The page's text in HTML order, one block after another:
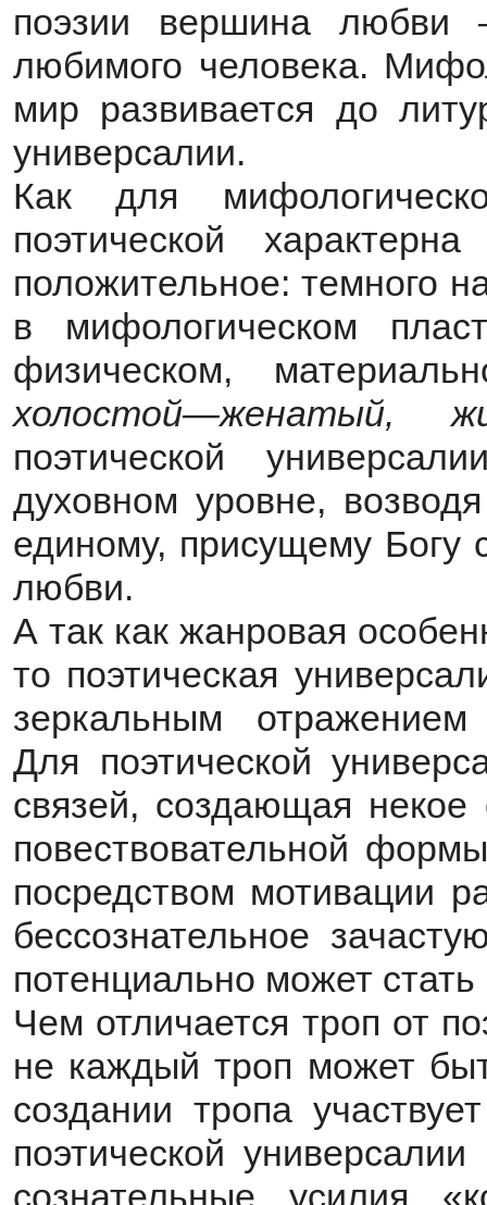
поэзии вершина любви
любимого человека.
мир развивается до
универсалии.
Как для
поэтической
положительное: темного
в мифологическом
физическом,
холостой—женатый,
поэтической
духовном уровне,
единому, присущему Богу
любви.
А так как жанровая
то поэтическая
зеркальным
Для поэтической
связей, создающая
повествовательной
посредством мотивации
бессознательное
потенциально может
Чем отличается троп от
не каждый троп может
создании тропа
поэтической
сознательные усилия